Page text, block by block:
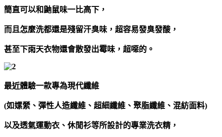
簡直可以和鼬鼠味一比高下，
而且怎麼洗都還是殘留汗臭味，超容易發臭發酸，
甚至下雨天衣物還會散發出霉味，超噁的。
最近體驗一款專為現代纖維
(如嫘縈、彈性人造纖維、超細纖維、聚脂纖維、混紡面料)
以及透氣運動衣、休閒衫等所設計的專業洗衣精，